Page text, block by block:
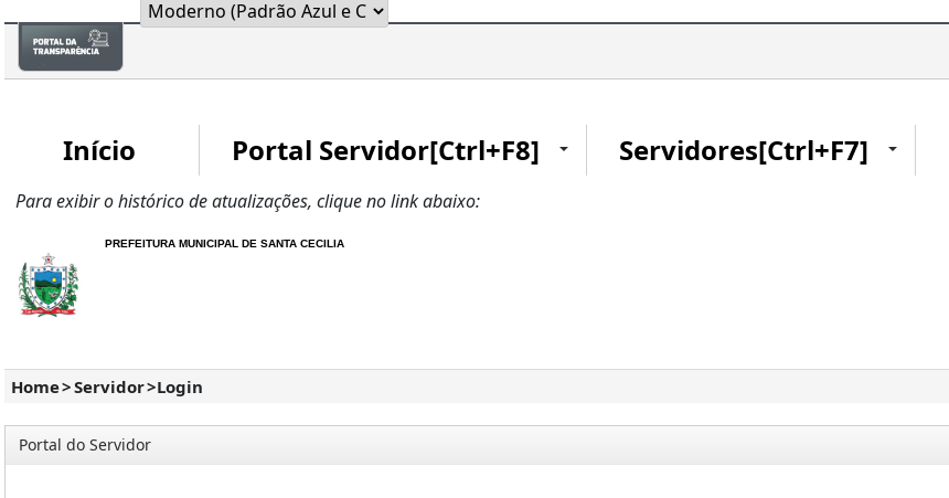
Início Portal Servidor[Ctrl+F8] Servidores[Ctrl+F7]
Para exibir o histórico de atualizações, clique no link abaixo:
PREFEITURA MUNICIPAL DE SANTA CECILIA
Home>Servidor>Login
Portal do Servidor